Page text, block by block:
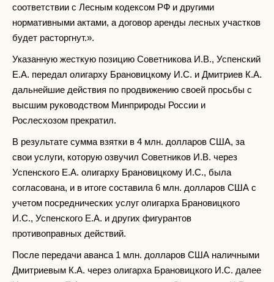
соответствии с Лесным кодексом РФ и другими
нормативными актами, а договор аренды лесных участков
будет расторгнут.».
Указанную жесткую позицию Советникова И.В., Успенский
Е.А. передал олигарху Брановицкому И.С. и Дмитриев К.А.
дальнейшие действия по продвижению своей просьбы с
высшим руководством Минприроды России и
Рослесхозом прекратил.
В результате сумма взятки в 4 млн. долларов США, за
свои услуги, которую озвучил Советников И.В. через
Успенского Е.А. олигарху Брановицкому И.С., была
согласована, и в итоге составила 6 млн. долларов США с
учетом посреднических услуг олигарха Брановицкого
И.С., Успенского Е.А. и других фигурантов
противоправных действий.
После передачи аванса 1 млн. долларов США наличными
Дмитриевым К.А. через олигарха Брановицкого И.С. далее